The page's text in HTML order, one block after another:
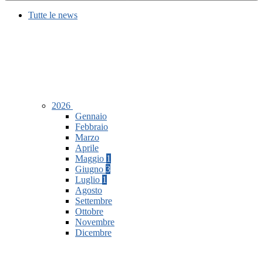
Tutte le news
2026
Gennaio
Febbraio
Marzo
Aprile
Maggio 1
Giugno 3
Luglio 1
Agosto
Settembre
Ottobre
Novembre
Dicembre